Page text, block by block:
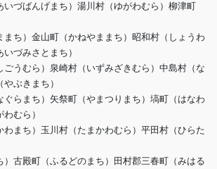
いづばんげまち）湯川村（ゆがわむら）柳津町
まち）金山町（かねやままち）昭和村（しょうわ
づみさとまち）
ごうむら）泉崎村（いずみざきむら）中島村（な
ぶきまち）
ぐらまち）矢祭町（やまつりまち）塙町（はなわ
むら）
わまち）玉川村（たまかわむら）平田村（ひらた
）古殿町（ふるどのまち）田村郡三春町（みはる